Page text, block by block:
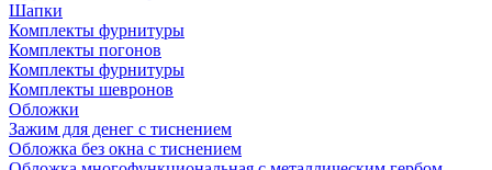
Шапки
Комплекты фурнитуры
Комплекты погонов
Комплекты фурнитуры
Комплекты шевронов
Обложки
Зажим для денег с тиснением
Обложка без окна с тиснением